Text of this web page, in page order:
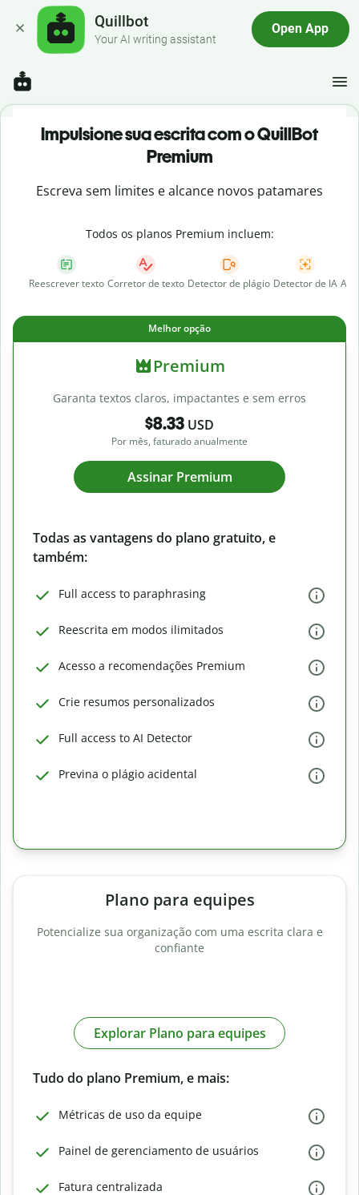
Quillbot
Your AI writing assistant
Open App
Impulsione sua escrita com o QuillBot
Premium
Escreva sem limites e alcance novos patamares
Todos os planos Premium incluem:
Reescrever texto Corretor de texto Detector de plágio Detector de IA AI
Melhor opção
Premium
Garanta textos claros, impactantes e sem erros
$8.33 USD
Por mês, faturado anualmente
Assinar Premium
Todas as vantagens do plano gratuito, e
também:
Full access to paraphrasing
Reescrita em modos ilimitados
Acesso a recomendações Premium
Crie resumos personalizados
Full access to AI Detector
Previna o plágio acidental
Plano para equipes
Potencialize sua organização com uma escrita clara e
confiante
Explorar Plano para equipes
Tudo do plano Premium, e mais:
Métricas de uso da equipe
Painel de gerenciamento de usuários
Fatura centralizada